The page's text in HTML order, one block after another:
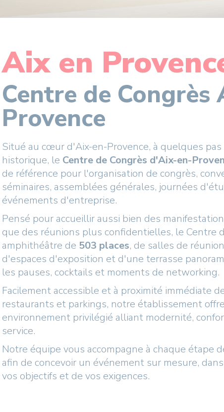
Aix en
Centre de Congrès
Provence
Situé au cœur d'Aix-en-Provence, à quelques
historique, le Centre de Congrès d'Aix-en-
de référence pour l'organisation de congrès,
séminaires, assemblées générales, journées
événements d'entreprise.
Pensé pour accueillir aussi bien des
que des réunions plus confidentielles, le Centre
amphithéâtre de 503 places, de salles de
d'espaces d'exposition et d'une terrasse
les pauses, cocktails et moments de networking.
Facilement accessible et à proximité immédiate
restaurants et parkings, notre établissement
environnement privilégié alliant modernité,
service.
Notre équipe vous accompagne à chaque étape
afin de concevoir un événement sur mesure,
vos objectifs et de vos exigences.